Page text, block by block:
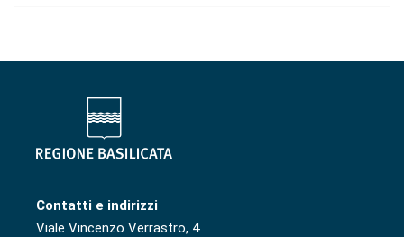
Contatti e indirizzi
Viale Vincenzo Verrastro, 4